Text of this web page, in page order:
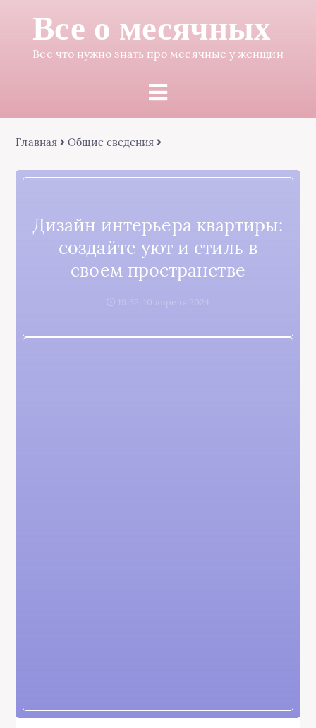
Все о месячных
Все что нужно знать про месячные у женщин
Главная Общие сведения
Дизайн интерьера квартиры:
создайте уют и стиль в
своем пространстве
19:32, 10 апреля 2024